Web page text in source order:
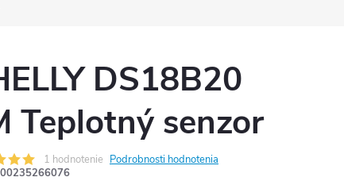
DS18B20
Teplotný senzor
1 hodnotenie Podrobnosti hodnotenia